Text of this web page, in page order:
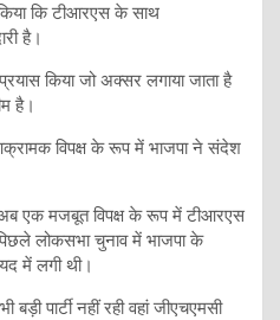
कि टीआरएस के साथ
है।
किया जो अक्सर लगाया जाता है
है।
विपक्ष के रूप में भाजपा ने संदेश
अब एक मजबूत विपक्ष के रूप में टीआरएस
लोकसभा चुनाव में भाजपा के
में लगी थी।
पार्टी नहीं रही वहां जीएचएमसी